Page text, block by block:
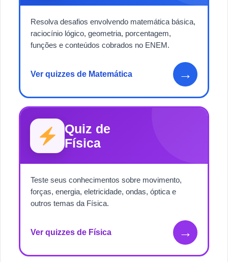
Resolva desafios envolvendo matemática básica,
raciocínio lógico, geometria, porcentagem,
funções e conteúdos cobrados no ENEM.
Ver quizzes de Matemática →
Quiz de
Física
Teste seus conhecimentos sobre movimento,
forças, energia, eletricidade, ondas, óptica e
outros temas da Física.
Ver quizzes de Física →